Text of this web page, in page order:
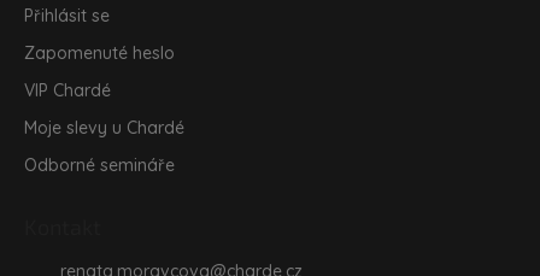
Přihlásit se
Zapomenuté heslo
VIP Chardé
Moje slevy u Chardé
Odborné semináře
renata.moravcova@charde.cz